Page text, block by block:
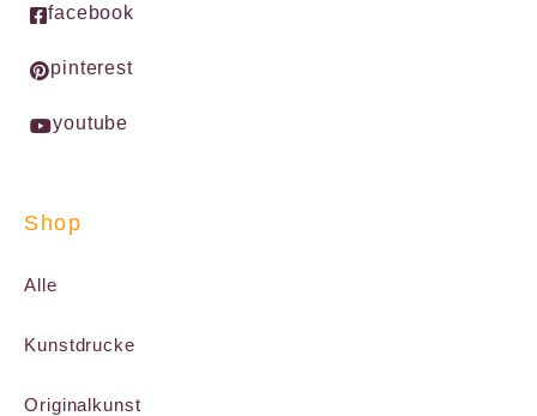
facebook
pinterest
youtube
Shop
Alle
Kunstdrucke
Originalkunst